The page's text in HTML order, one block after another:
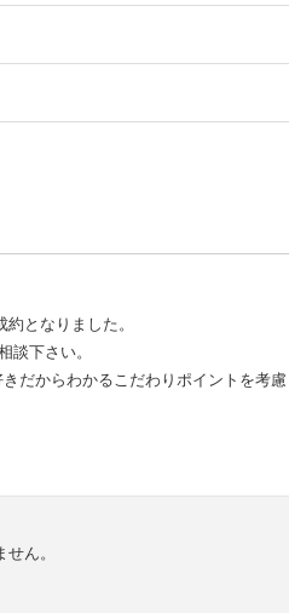
となりました。
談下さい。
だからわかるこだわりポイントを考
ん。